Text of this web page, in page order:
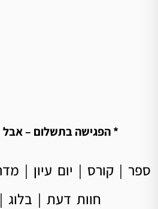
* הפגישה בתשלום – אבל
ספר |קורס | יום עיון |
חוות דעת | בלוג |